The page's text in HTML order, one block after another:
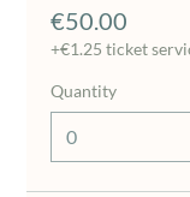
€50.00
+€1.25 ticket
Quantity